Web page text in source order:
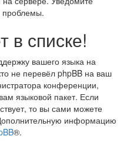
проблемы.
в списке!
вашего языка на
не перевёл phpBB на ваш
конференции,
языковой пакет. Если
то вы сами можете
информацию
®.